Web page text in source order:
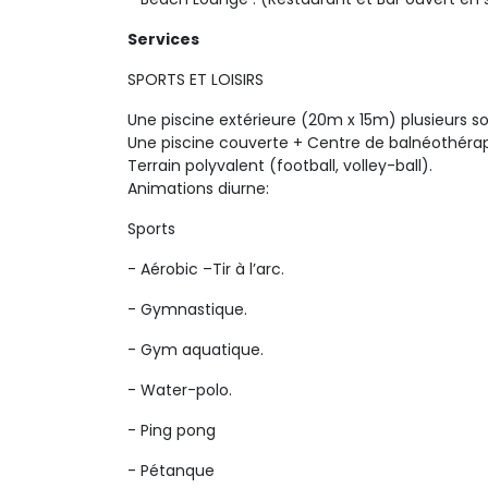
Services
SPORTS ET LOISIRS
Une piscine extérieure (20m x 15m) plusieurs
Une piscine couverte + Centre de
Terrain polyvalent (football, volley-ball).
Animations diurne:
Sports
- Aérobic –Tir à l’arc.
- Gymnastique.
- Gym aquatique.
- Water-polo.
- Ping pong
- Pétanque